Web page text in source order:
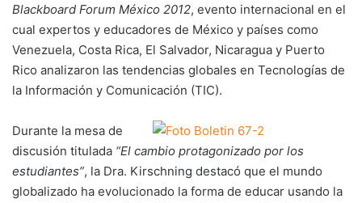
Blackboard Forum México 2012, evento internacional en el
cual expertos y educadores de México y países como
Venezuela, Costa Rica, El Salvador, Nicaragua y Puerto
Rico analizaron las tendencias globales en Tecnologías de
la Información y Comunicación (TIC).
Durante la mesa de
discusión titulada “El cambio protagonizado por los
estudiantes”, la Dra. Kirschning destacó que el mundo
globalizado ha evolucionado la forma de educar usando la